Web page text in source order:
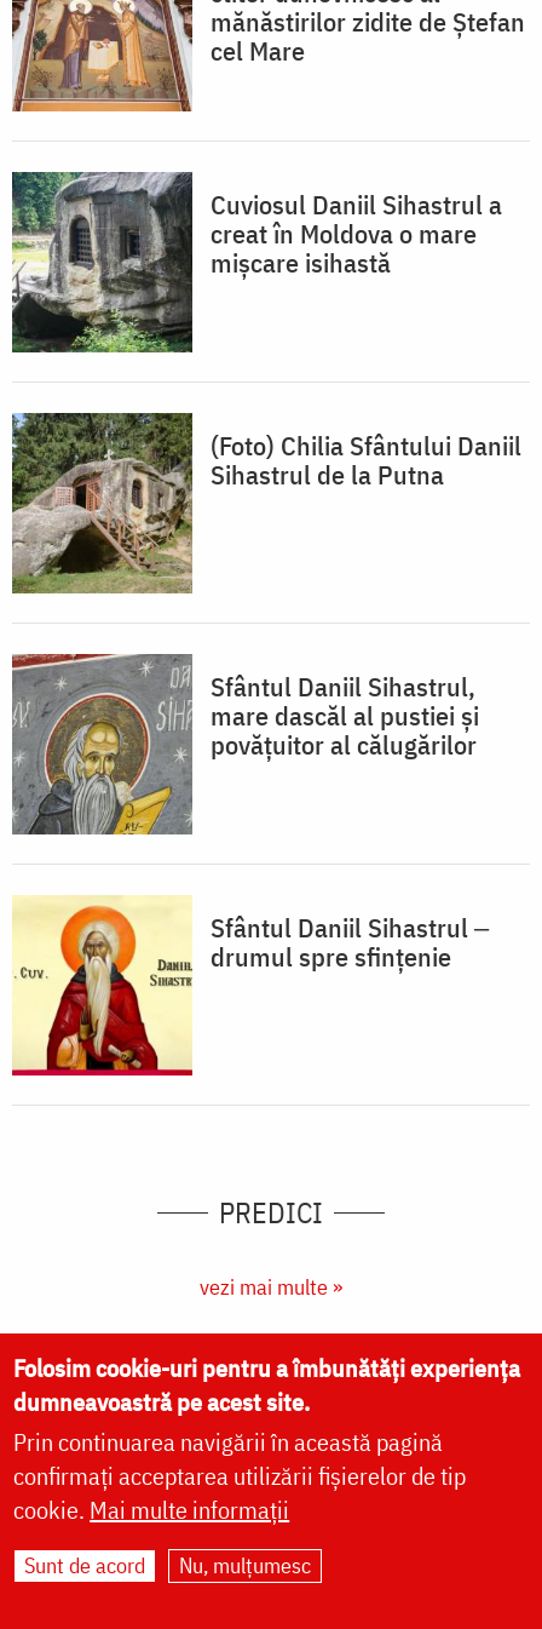
mănăstirilor zidite de Ștefan
cel Mare
Cuviosul Daniil Sihastrul a
creat în Moldova o mare
mișcare isihastă
(Foto) Chilia Sfântului Daniil
Sihastrul de la Putna
Sfântul Daniil Sihastrul,
mare dascăl al pustiei și
povățuitor al călugărilor
Sfântul Daniil Sihastrul ‒
drumul spre sfințenie
PREDICI
vezi mai multe »
Folosim cookie-uri pentru a îmbunătăți experiența
dumneavoastră pe acest site.
Prin continuarea navigării în această pagină
confirmați acceptarea utilizării fișierelor de tip
cookie. Mai multe informații
Sunt de acord Nu, mulțumesc